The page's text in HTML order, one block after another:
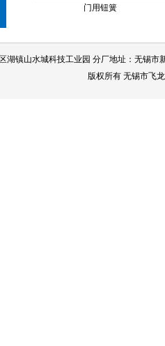
门用钮簧
湖镇山水城科技工业园 分厂地址：无锡
版权所有 无锡市飞